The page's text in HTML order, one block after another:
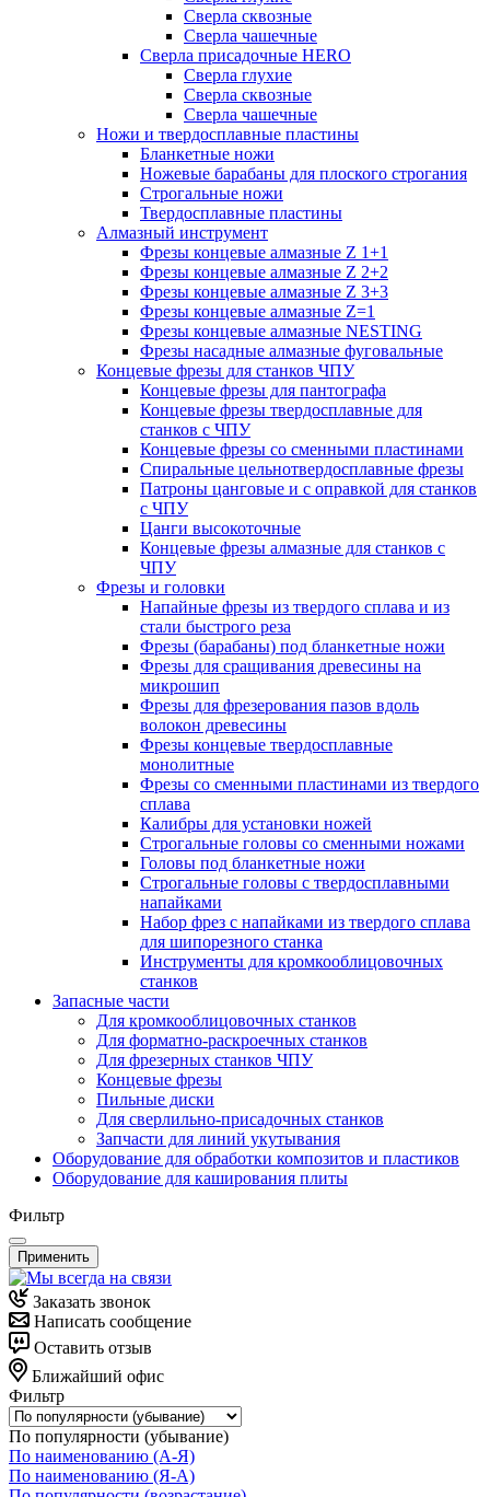
Сверла сквозные
Сверла чашечные
Сверла присадочные HERO
Сверла глухие
Сверла сквозные
Сверла чашечные
Ножи и твердосплавные пластины
Бланкетные ножи
Ножевые барабаны для плоского строгания
Строгальные ножи
Твердосплавные пластины
Алмазный инструмент
Фрезы концевые алмазные Z 1+1
Фрезы концевые алмазные Z 2+2
Фрезы концевые алмазные Z 3+3
Фрезы концевые алмазные Z=1
Фрезы концевые алмазные NESTING
Фрезы насадные алмазные фуговальные
Концевые фрезы для станков ЧПУ
Концевые фрезы для пантографа
Концевые фрезы твердосплавные для
станков с ЧПУ
Концевые фрезы со сменными пластинами
Спиральные цельнотвердосплавные фрезы
Патроны цанговые и с оправкой для станков
с ЧПУ
Цанги высокоточные
Концевые фрезы алмазные для станков с
ЧПУ
Фрезы и головки
Напайные фрезы из твердого сплава и из
стали быстрого реза
Фрезы (барабаны) под бланкетные ножи
Фрезы для сращивания древесины на
микрошип
Фрезы для фрезерования пазов вдоль
волокон древесины
Фрезы концевые твердосплавные
монолитные
Фрезы со сменными пластинами из твердого
сплава
Калибры для установки ножей
Строгальные головы со сменными ножами
Головы под бланкетные ножи
Строгальные головы с твердосплавными
напайками
Набор фрез с напайками из твердого сплава
для шипорезного станка
Инструменты для кромкооблицовочных
станков
Запасные части
Для кромкооблицовочных станков
Для форматно-раскроечных станков
Для фрезерных станков ЧПУ
Концевые фрезы
Пильные диски
Для сверлильно-присадочных станков
Запчасти для линий укутывания
Оборудование для обработки композитов и пластиков
Оборудование для каширования плиты
Фильтр
Применить
Заказать звонок
Написать сообщение
Оставить отзыв
Ближайший офис
Фильтр
По популярности (убывание)
По наименованию (А-Я)
По наименованию (Я-А)